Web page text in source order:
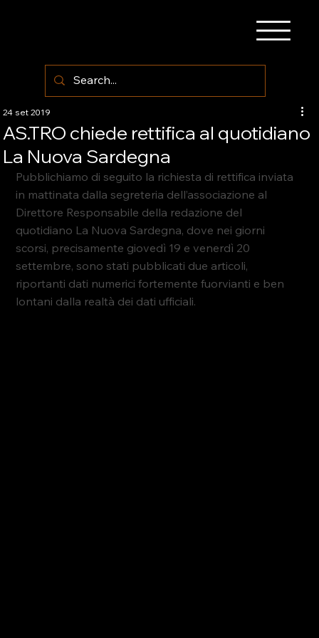
AS.TRO chiede rettifica al quotidiano
La Nuova Sardegna
24 set 2019
Pubblichiamo di seguito la richiesta di rettifica inviata
in mattinata dalla segreteria dell’associazione al
Direttore Responsabile della redazione del
quotidiano La Nuova Sardegna, dove nei giorni
scorsi, precisamente giovedì 19 e venerdì 20
settembre, sono stati pubblicati due articoli,
riportanti dati numerici fortemente fuorvianti e ben
lontani dalla realtà dei dati ufficiali.